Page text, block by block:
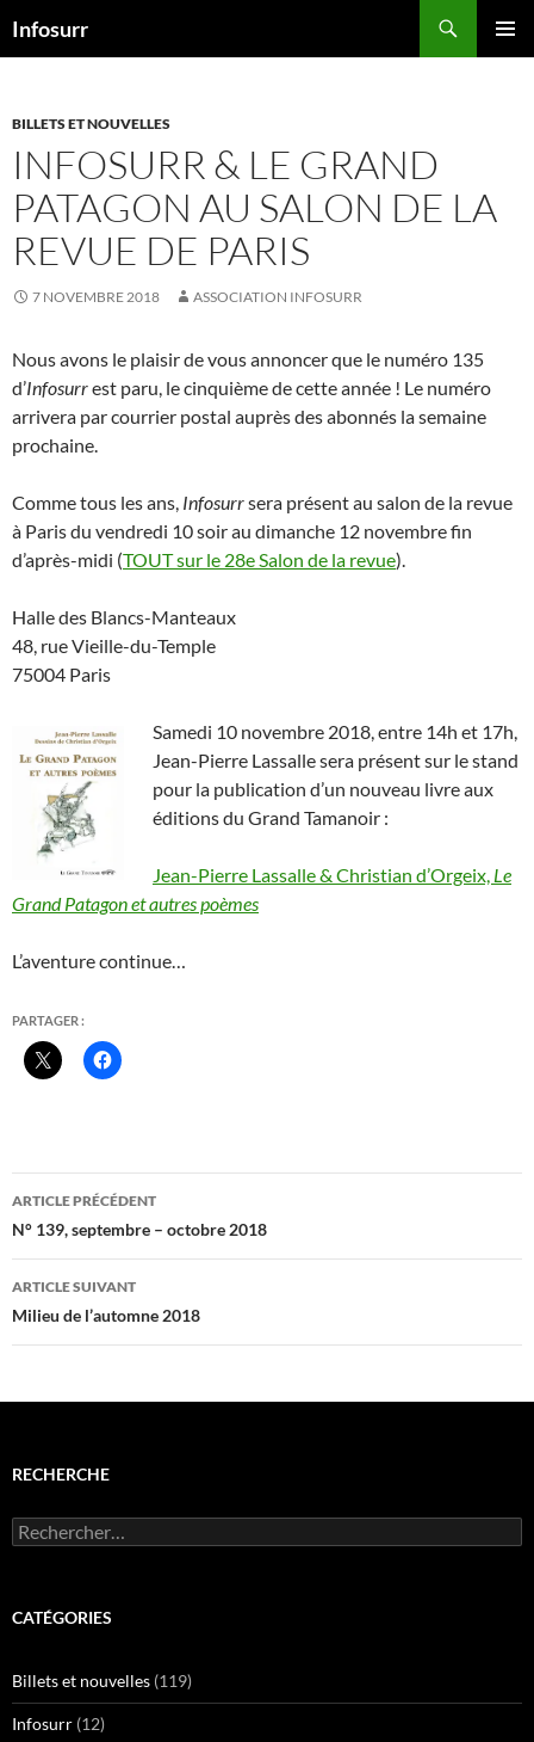
auInfosurr
BILLETS ET NOUVELLES
INFOSURR & LE GRAND
PATAGON AU SALON DE LA
REVUE DE PARIS
7 NOVEMBRE 2018 ASSOCIATION INFOSURR
Nous avons le plaisir de vous annoncer que le numéro 135
d’Infosurrest paru, le cinquième de cette année ! Le numéro
arrivera par courrier postal auprès des abonnés la semaine
prochaine.
Comme tous les ans, Infosurrsera présent au salon de la revue
à Paris du vendredi 10 soir au dimanche 12 novembre fin
d’après-midi (TOUT sur le 28e Salon de la revue).
Halle des Blancs-Manteaux
48, rue Vieille-du-Temple
75004 Paris
Samedi 10 novembre 2018, entre 14h et 17h,
Jean-Pierre Lassalle sera présent sur le stand
pour la publication d’un nouveau livre aux
éditions du Grand Tamanoir :
Jean-Pierre Lassalle & Christian d’Orgeix, Le
Grand Patagon et autres poèmes
L’aventure continue…
PARTAGER :
Navigation
des
articles
ARTICLE PRÉCÉDENT
N° 139, septembre – octobre 2018
ARTICLE SUIVANT
Milieu de l’automne 2018
RECHERCHE
Rechercher :
CATÉGORIES
Billets et nouvelles (119)
Infosurr (12)